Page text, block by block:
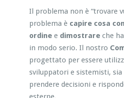
Il problema non è “trovare
problema è capire cosa
ordinee dimostrareche
in modo serio. Il nostro
progettato per essere
sviluppatori e sistemisti, sia
prendere decisioni e